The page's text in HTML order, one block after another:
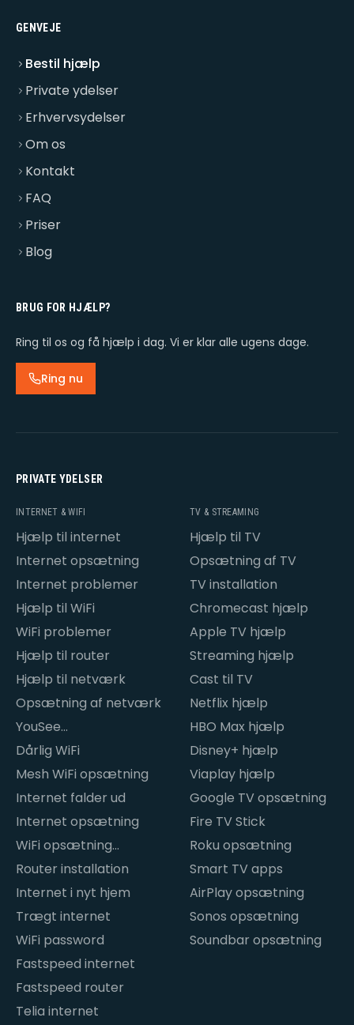
GENVEJE
Bestil hjælp
Private ydelser
Erhvervsydelser
Om os
Kontakt
FAQ
Priser
Blog
BRUG FOR HJÆLP?
Ring til os og få hjælp i dag. Vi er klar alle ugens dage.
Ring nu
PRIVATE YDELSER
INTERNET & WIFI
Hjælp til internet
Internet opsætning
Internet problemer
Hjælp til WiFi
WiFi problemer
Hjælp til router
Hjælp til netværk
Opsætning af netværk
YouSee
internetproblemer
Dårlig WiFi
Mesh WiFi opsætning
Internet falder ud
Internet opsætning
WiFi opsætning
hjemme
Router installation
Internet i nyt hjem
Trægt internet
WiFi password
Fastspeed internet
Fastspeed router
Telia internet
TV & STREAMING
Hjælp til TV
Opsætning af TV
TV installation
Chromecast hjælp
Apple TV hjælp
Streaming hjælp
Cast til TV
Netflix hjælp
HBO Max hjælp
Disney+ hjælp
Viaplay hjælp
Google TV opsætning
Fire TV Stick
Roku opsætning
Smart TV apps
AirPlay opsætning
Sonos opsætning
Soundbar opsætning